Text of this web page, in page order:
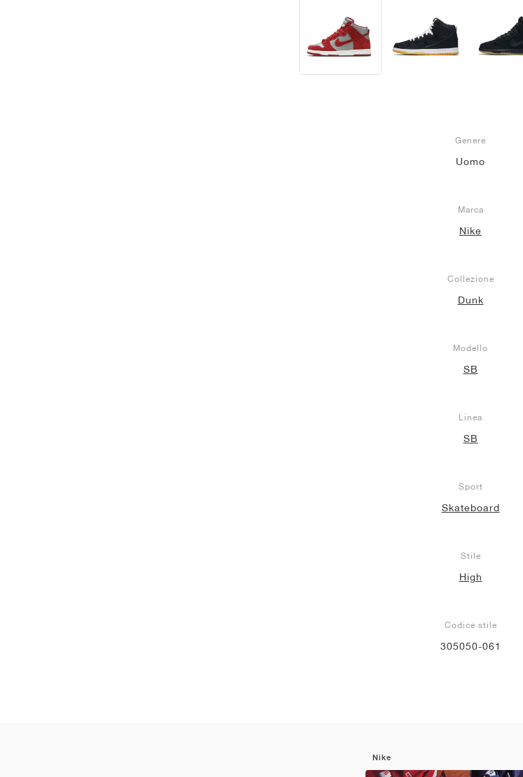
Genere
Uomo
Marca
Nike
Collezione
Dunk
Modello
SB
Linea
SB
Sport
Skateboard
Stile
High
Codice stile
305050-061
Nike